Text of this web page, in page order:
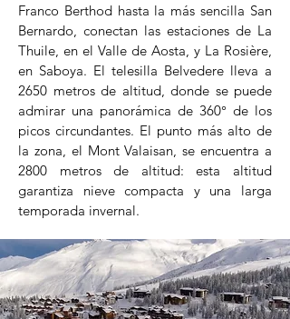
Franco Berthod hasta la más sencilla San
Bernardo, conectan las estaciones de La
Thuile, en el Valle de Aosta, y La Rosière,
en Saboya. El telesilla Belvedere lleva a
2650 metros de altitud, donde se puede
admirar una panorámica de 360° de los
picos circundantes. El punto más alto de
la zona, el Mont Valaisan, se encuentra a
2800 metros de altitud: esta altitud
garantiza nieve compacta y una larga
temporada invernal.